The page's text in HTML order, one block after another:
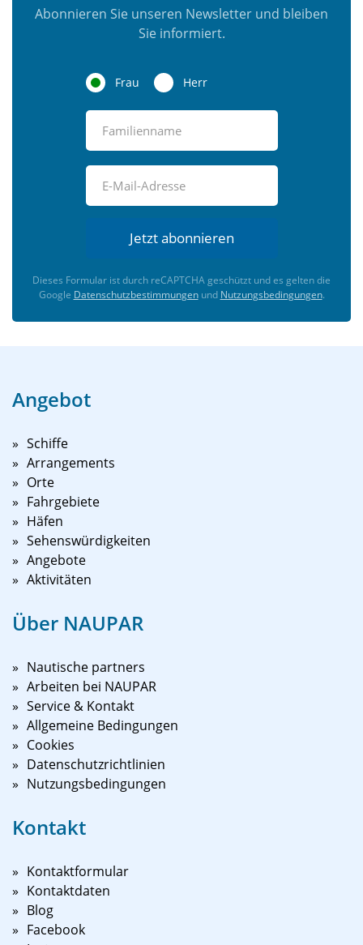
Abonnieren Sie unseren Newsletter und bleiben
Sie informiert.
Frau Herr
Jetzt abonnieren
Dieses Formular ist durch reCAPTCHA geschützt und es gelten die
Google Datenschutzbestimmungenund Nutzungsbedingungen.
Angebot
Schiffe
Arrangements
Orte
Fahrgebiete
Häfen
Sehenswürdigkeiten
Angebote
Aktivitäten
Über NAUPAR
Nautische partners
Arbeiten bei NAUPAR
Service & Kontakt
Allgemeine Bedingungen
Cookies
Datenschutzrichtlinien
Nutzungsbedingungen
Kontakt
Kontaktformular
Kontaktdaten
Blog
Facebook